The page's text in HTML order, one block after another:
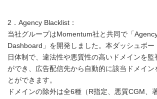
2．Agency Blacklist：
当社グループはMomentum社と共同で「
Dashboard」を開発しました。本ダッシュボ
日体制で、違法性や悪質性の高いドメインを監
ができ、広告配信先から自動的に該当ドメイン
とができます。
ドメインの除外は全6種（R指定、悪質CGM、